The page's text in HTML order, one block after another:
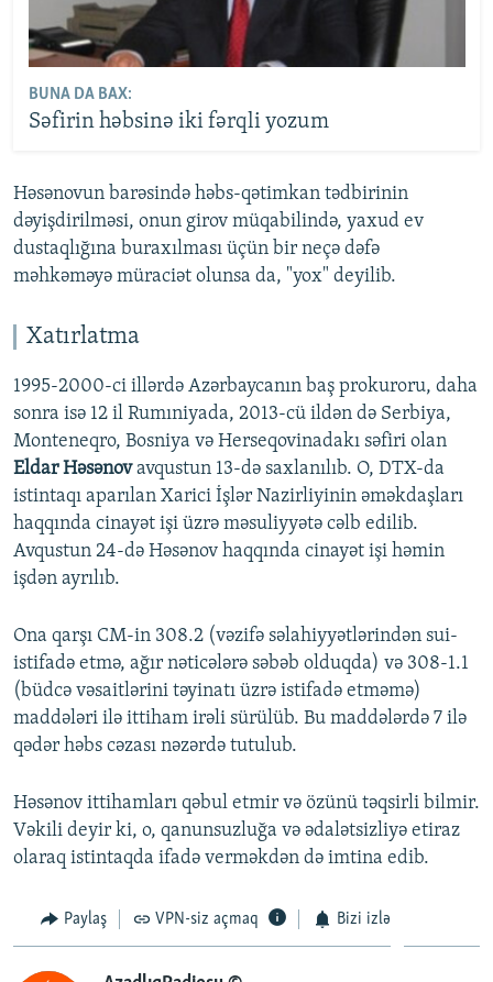
BUNA DA BAX:
Səfirin həbsinə iki fərqli yozum
Həsənovun barəsində həbs-qətimkan tədbirinin
dəyişdirilməsi, onun girov müqabilində, yaxud ev
dustaqlığına buraxılması üçün bir neçə dəfə
məhkəməyə müraciət olunsa da, "yox" deyilib.
Xatırlatma
1995-2000-ci illərdə Azərbaycanın baş prokuroru, daha
sonra isə 12 il Rumıniyada, 2013-cü ildən də Serbiya,
Monteneqro, Bosniya və Herseqovinadakı səfiri olan
Eldar Həsənovavqustun 13-də saxlanılıb. O, DTX-da
istintaqı aparılan Xarici İşlər Nazirliyinin əməkdaşları
haqqında cinayət işi üzrə məsuliyyətə cəlb edilib.
Avqustun 24-də Həsənov haqqında cinayət işi həmin
işdən ayrılıb.
Ona qarşı CM-in 308.2 (vəzifə səlahiyyətlərindən sui-
istifadə etmə, ağır nəticələrə səbəb olduqda) və 308-1.1
(büdcə vəsaitlərini təyinatı üzrə istifadə etməmə)
maddələri ilə ittiham irəli sürülüb. Bu maddələrdə 7 ilə
qədər həbs cəzası nəzərdə tutulub.
Həsənov ittihamları qəbul etmir və özünü təqsirli bilmir.
Vəkili deyir ki, o, qanunsuzluğa və ədalətsizliyə etiraz
olaraq istintaqda ifadə verməkdən də imtina edib.
Paylaş VPN-siz açmaq Bizi izlə